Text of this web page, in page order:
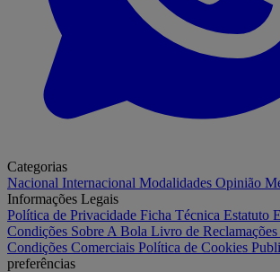
Categorias
Nacional Internacional Modalidades Opinião
Informações Legais
Política de Privacidade Ficha Técnica Estatuto
Condições Sobre A Bola Livro de Reclamações
Condições Comerciais Política de Cookies
preferências